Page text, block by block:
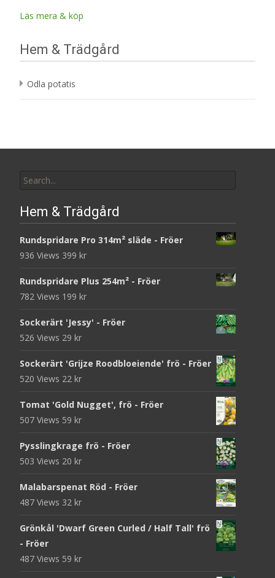
Läs mera & köp
Hem & Trädgård
Odla potatis
for:
Hem & Trädgård
Rundspridare Pro 314m² släde - Fröer
936 Views 399 kr
Rundspridare Plus 254m² - Fröer
782 Views 199 kr
Sockerärt 'Jessy' - Fröer
526 Views 29 kr
Sockerärt 'Grijze Roodbloeiende' frö - Fröer
520 Views 22 kr
Tomat 'Gold Nugget', frö - Fröer
507 Views 59 kr
Pysslingkrage frö - Fröer
503 Views 20 kr
Malabarspenat Röd - Fröer
487 Views 32 kr
Grönkål 'Dwarf Green Curled / Half Tall' frö
- Fröer
487 Views 59 kr